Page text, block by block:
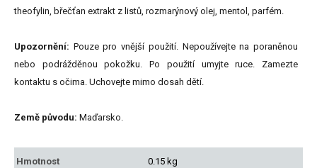
theofylin, břečťan extrakt z listů, rozmarýnový olej, mentol, parfém.
Upozornění: Pouze pro vnější použití. Nepoužívejte na poraněnou
nebo podrážděnou pokožku. Po použití umyjte ruce. Zamezte
kontaktu s očima. Uchovejte mimo dosah dětí.
Země původu: Maďarsko.
Hmotnost 0.15 kg